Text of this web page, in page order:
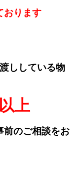
おります
ししている物
上
前のご相談をお